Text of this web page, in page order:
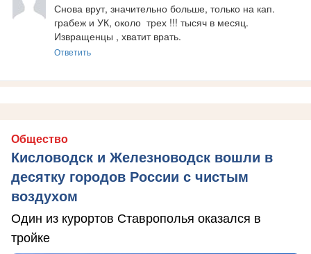
Снова врут, значительно больше, только на кап.
грабеж и УК, около  трех !!! тысяч в месяц.
Извращенцы , хватит врать.
Ответить
Общество
Кисловодск и Железноводск вошли в
десятку городов России с чистым
воздухом
Один из курортов Ставрополья оказался в
тройке